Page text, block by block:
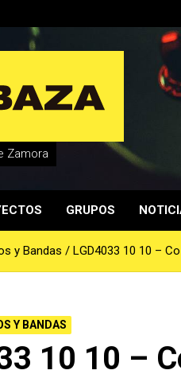
Zamora
GRUPOS
y Bandas LGD4033 10 10 –
Y BANDAS
10 10 –